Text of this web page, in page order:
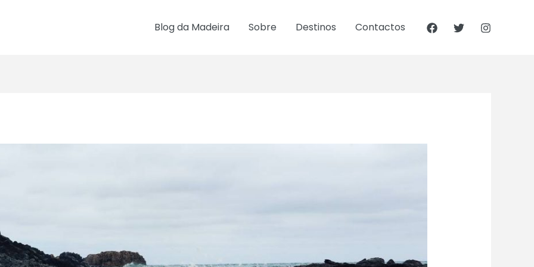
Blog da Madeira Sobre Destinos Contactos